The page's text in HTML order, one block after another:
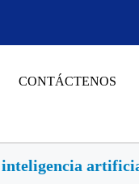
CONTÁCTENOS
desigual